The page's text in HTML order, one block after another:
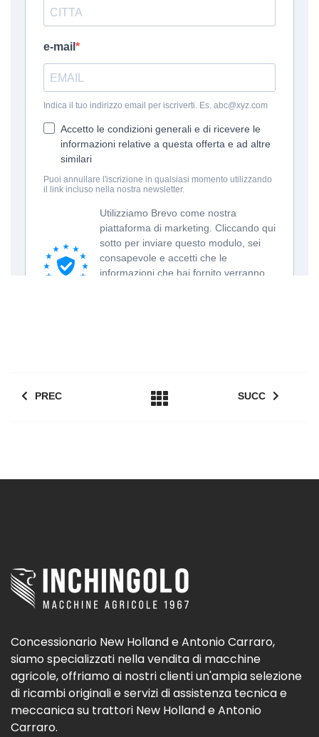
PREC SUCC
Concessionario New Holland e Antonio Carraro,
siamo specializzati nella vendita di macchine
agricole, offriamo ai nostri clienti un'ampia selezione
di ricambi originali e servizi di assistenza tecnica e
meccanica su trattori New Holland e Antonio
Carraro.